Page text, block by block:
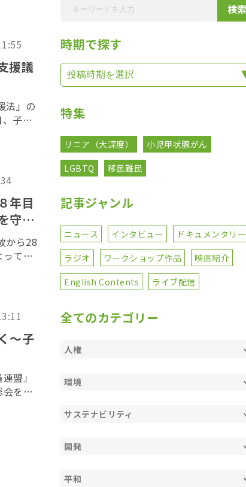
１１
援議
法」の
子ど
、渡
年目
守る
から28
て、
中で
～子
盟」
を開
から
時期で探す
特集
リニア（大深度）
小児甲状腺がん
LGBTQ
移民難民
記事ジャンル
ニュース インタビュー
ドキュメンタリー
ラジオ
ワークショップ作品
映画紹介
English Contents
ライブ配信
全てのカテゴリー
人権
環境
サステナビリティ
開発
平和